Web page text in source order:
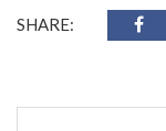
SHARE: